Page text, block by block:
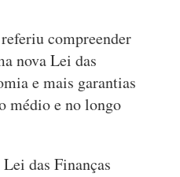
compreender
nova Lei das
e mais garantias
médio e no longo
das Finanças